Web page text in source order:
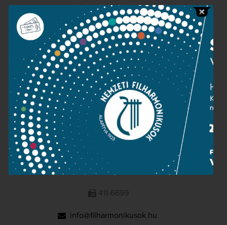
Public information
Press room
Terms and privacy
Imprint
NATIONAL PHILHARMONIC
1095 Budapest, Komor Marcell u. 1. (Müpa)
411-6600
411-6699
info@filharmonikusok.hu